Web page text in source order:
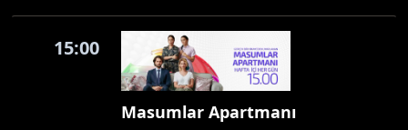
15:00
Masumlar Apartmanı